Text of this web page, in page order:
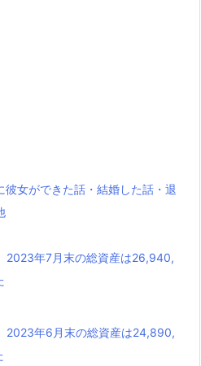
彼女ができた話・結婚した話・退
2023年7月末の総資産は26,940,
2023年6月末の総資産は24,890,